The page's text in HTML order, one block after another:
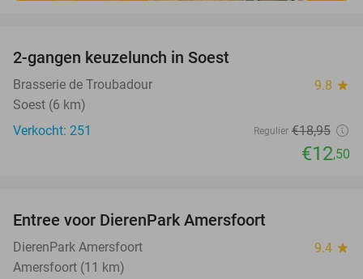
2-gangen keuzelunch in Soest
Brasserie de Troubadour 9.8 star
Soest (6 km)
Verkocht: 251
Regulier €18,95
€12,50
Entree voor DierenPark Amersfoort
DierenPark Amersfoort 9.4 star
Amersfoort (11 km)